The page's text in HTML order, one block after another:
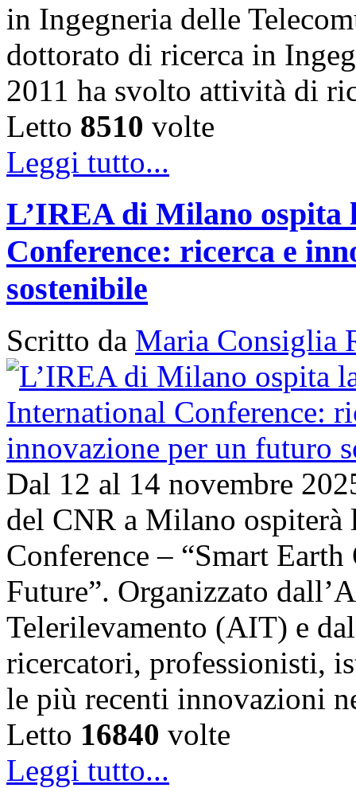
in Ingegneria delle
dottorato di ricerca in
2011 ha svolto attività di
Letto 8510 volte
Leggi tutto...
L’IREA di Milano
Conference: ricerca e
sostenibile
Scritto da Maria Consiglia
Dal 12 al 14 novembre
del CNR a Milano
Conference – “Smart
Future”. Organizzato
Telerilevamento (AIT) e
ricercatori, professionisti,
le più recenti innovazioni
Letto 16840 volte
Leggi tutto...